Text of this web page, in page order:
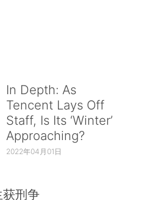
In Depth: As
Tencent Lays Off
Staff, Is Its ‘Winter’
Approaching?
2022年04月01日
刑争